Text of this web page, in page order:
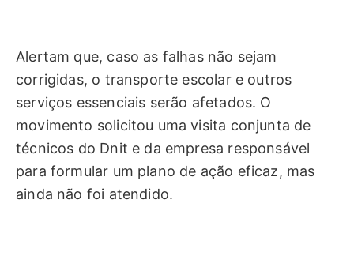
Alertam que, caso as falhas não sejam
corrigidas, o transporte escolar e outros
serviços essenciais serão afetados. O
movimento solicitou uma visita conjunta de
técnicos do Dnit e da empresa responsável
para formular um plano de ação eficaz, mas
ainda não foi atendido.